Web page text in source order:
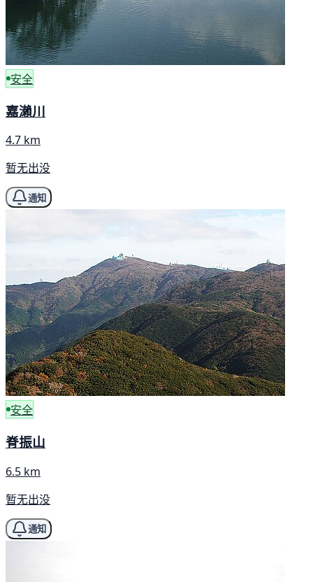
安全
嘉瀨川
4.7 km
暂无出没
通知
安全
脊振山
6.5 km
暂无出没
通知